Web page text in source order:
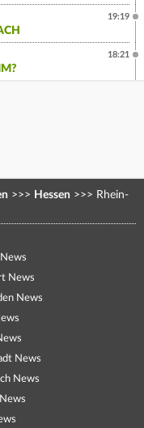
19:19
18:21
>>> Hessen >>> Rhein-
News
News
News
News